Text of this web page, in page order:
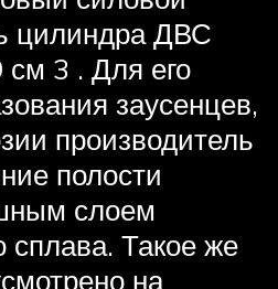
цилиндра ДВС
см 3 . Для его
заусенцев,
производитель
полости
слоем
сплава. Такое же
на